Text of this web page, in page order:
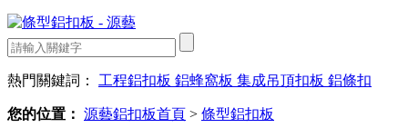
熱門關鍵詞： 工程鋁扣板 鋁蜂窩板 集成吊頂扣板 鋁條扣
您的位置： 源藝鋁扣板首頁 > 條型鋁扣板